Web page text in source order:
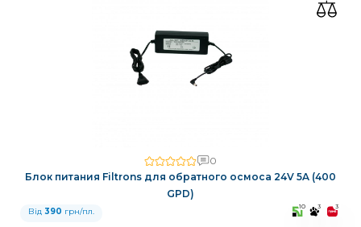
0
Блок питания Filtrons для обратного осмоса 24V 5A (400
GPD)
Від 390 грн/пл. 10 3 3